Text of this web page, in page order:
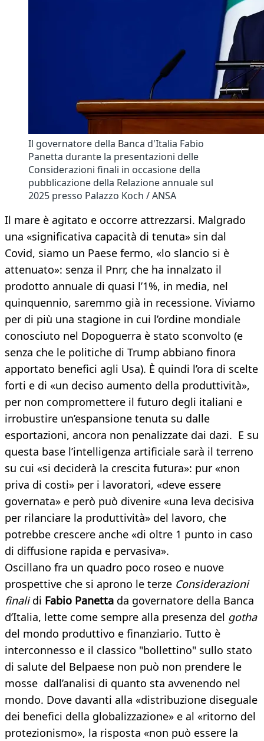
Il governatore della Banca d'Italia Fabio
Panetta durante la presentazioni delle
Considerazioni finali in occasione della
pubblicazione della Relazione annuale sul
2025 presso Palazzo Koch / ANSA
Il mare è agitato e occorre attrezzarsi. Malgrado
una «significativa capacità di tenuta» sin dal
Covid, siamo un Paese fermo, «lo slancio si è
attenuato»: senza il Pnrr, che ha innalzato il
prodotto annuale di quasi l’1%, in media, nel
quinquennio, saremmo già in recessione. Viviamo
per di più una stagione in cui l’ordine mondiale
conosciuto nel Dopoguerra è stato sconvolto (e
senza che le politiche di Trump abbiano finora
apportato benefici agli Usa). È quindi l’ora di scelte
forti e di «un deciso aumento della produttività»,
per non compromettere il futuro degli italiani e
irrobustire un’espansione tenuta su dalle
esportazioni, ancora non penalizzate dai dazi. E su
questa base l’intelligenza artificiale sarà il terreno
su cui «si deciderà la crescita futura»: pur «non
priva di costi» per i lavoratori, «deve essere
governata» e però può divenire «una leva decisiva
per rilanciare la produttività» del lavoro, che
potrebbe crescere anche «di oltre 1 punto in caso
di diffusione rapida e pervasiva».
Oscillano fra un quadro poco roseo e nuove
prospettive che si aprono le terze Considerazioni
finalidi Fabio Panetta da governatore della Banca
d’Italia, lette come sempre alla presenza del gotha
del mondo produttivo e finanziario. Tutto è
interconnesso e il classico "bollettino" sullo stato
di salute del Belpaese non può non prendere le
mosse dall’analisi di quanto sta avvenendo nel
mondo. Dove davanti alla «distribuzione diseguale
dei benefici della globalizzazione» e al «ritorno del
protezionismo», la risposta «non può essere la